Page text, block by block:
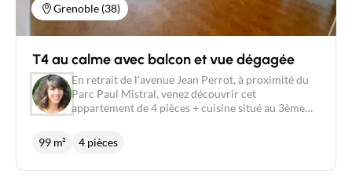
Grenoble (38)
T4 au calme avec balcon et vue dégagée
En retrait de l'avenue Jean Perrot, à proximité du
Parc Paul Mistral, venez découvrir cet
appartement de 4 pièces + cuisine situé au 3ème
100m², il se compose d'un large hall d'entrée, d'un
salon ouvrant sur un grand balcon exposé sud sans
99 m² 4 pièces